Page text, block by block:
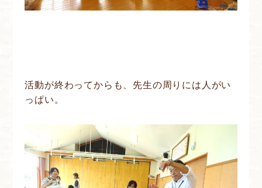
活動が終わってからも、先生の周りには人がい
っぱい。